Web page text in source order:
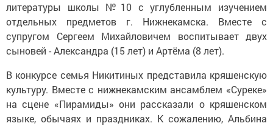
литературы школы №10 с углубленным изучением
отдельных предметов г. Нижнекамска. Вместе с
супругом Сергеем Михайловичем воспитывает двух
сыновей - Александра (15 лет) и Артёма (8 лет).
В конкурсе семья Никитиных представила кряшенскую
культуру. Вместе с нижнекамским ансамблем «Суреке»
на сцене «Пирамиды» они рассказали о кряшенском
языке, обычаях и праздниках. К сожалению, Альбина